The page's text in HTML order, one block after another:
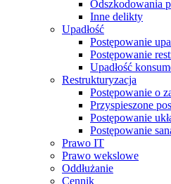
Odszkodowania
Inne delikty
Upadłość
Postępowanie
Postępowanie
Upadłość
Restrukturyzacja
Postępowanie o
Przyspieszone
Postępowanie
Postępowanie
Prawo IT
Prawo wekslowe
Oddłużanie
Cennik